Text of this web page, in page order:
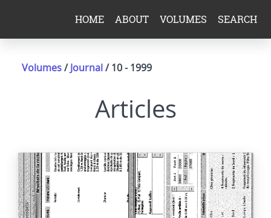
HOME ABOUT VOLUMES SEARCH
Volumes/Journal/ 10 - 1999
Articles